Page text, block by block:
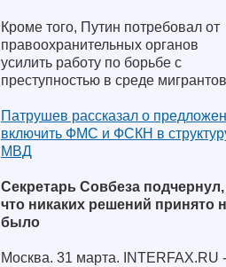
Кроме того, Путин потребовал от
правоохранительных органов
усилить работу по борьбе с
преступностью в среде
Патрушев рассказал о
включить ФМС и ФСКН в
МВД
Секретарь Совбеза подчернул,
что никаких решений принято
было
Москва. 31 марта. INTERFAX.RU -